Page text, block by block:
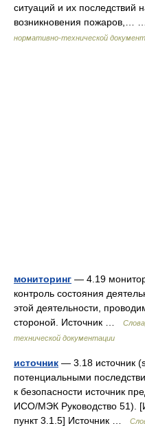
ситуаций и их последствий
возникновения пожаров,…
нормативно-технической
мониторинг — 4.19
контроль состояния
этой деятельности,
стороной. Источник …
технической документации
источник — 3.18 источник
потенциальными
к безопасности источник
ИСО/МЭК Руководство 51).
пункт 3.1.5] Источник …